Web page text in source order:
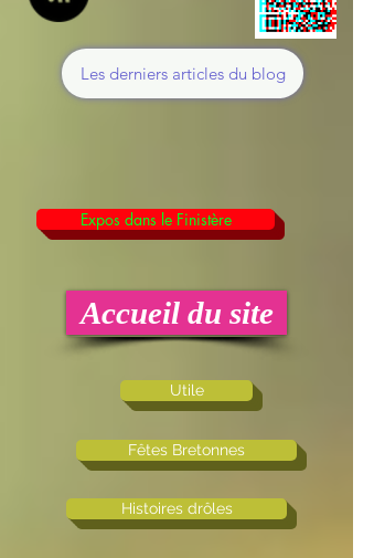
Les derniers articles du blog
Expos dans le Finistère
Accueil du site
Utile
Fêtes Bretonnes
Histoires drôles